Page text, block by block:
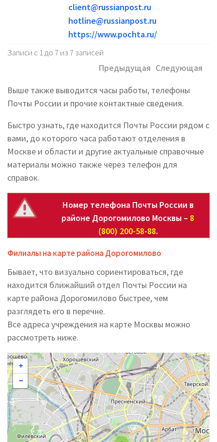
client@russianpost.ru
hotline@russianpost.ru
https://www.pochta.ru/
Записи с 1 до 7 из 7 записей
Предыдущая Следующая
Выше также выводится часы работы, телефоны
Почты России и прочие контактные сведения.
Быстро узнать, где находится Почты России рядом с
вами, до которого часа работают отделения в
Москве и области и другие актуальные справочные
материалы можно также через телефон для
справок.
Номер телефона Почты России в
районе Дорогомилово Москвы – 8
(800) 200-58-88.
Филиалы на карте района Дорогомилово
Бывает, что визуально сориентироваться, где
находится ближайший отдел Почты России на
карте района Дорогомилово быстрее, чем
разглядеть его в перечне.
Все адреса учреждения на карте Москвы можно
рассмотреть ниже.
+
−